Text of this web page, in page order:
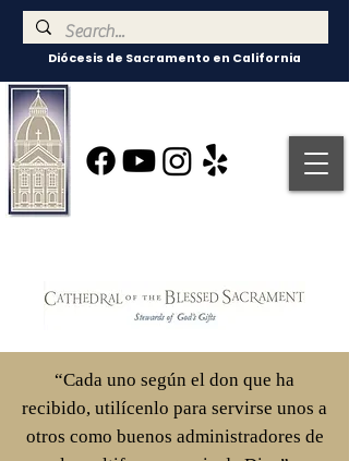
Diócesis de Sacramento en California
“Cada uno según el don que ha
recibido, utilícenlo para servirse unos a
otros como buenos administradores de